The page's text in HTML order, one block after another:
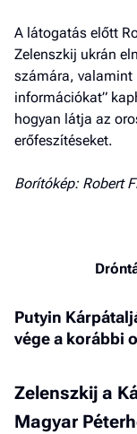
A látogatás előtt
Zelenszkij ukrán
számára, valamint
információkat”
hogyan látja az
erőfeszítéseket.
Borítókép: Robert
Putyin
vége a korábbi
Zelenszkij a
Magyar